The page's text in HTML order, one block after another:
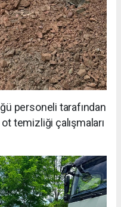
personeli tarafından
temizliği çalışmaları